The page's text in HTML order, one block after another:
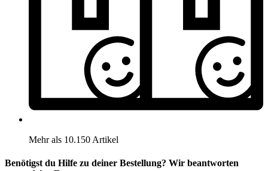
Mehr als 10.150 Artikel
Benötigst du Hilfe zu deiner Bestellung? Wir beantworten